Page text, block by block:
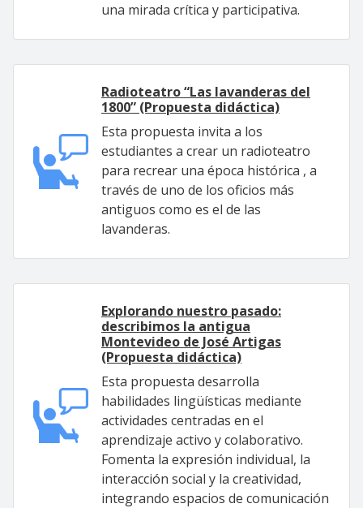
una mirada crítica y participativa.
Radioteatro “Las lavanderas del
1800” (Propuesta didáctica)
Esta propuesta invita a los
estudiantes a crear un radioteatro
para recrear una época histórica , a
través de uno de los oficios más
antiguos como es el de las
lavanderas.
Explorando nuestro pasado:
describimos la antigua
Montevideo de José Artigas
(Propuesta didáctica)
Esta propuesta desarrolla
habilidades lingüísticas mediante
actividades centradas en el
aprendizaje activo y colaborativo.
Fomenta la expresión individual, la
interacción social y la creatividad,
integrando espacios de comunicación